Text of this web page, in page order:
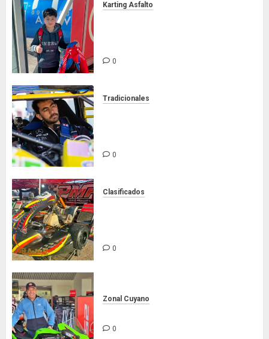
Karting Asfalto
0
Tradicionales
0
Clasificados
0
Zonal Cuyano
0